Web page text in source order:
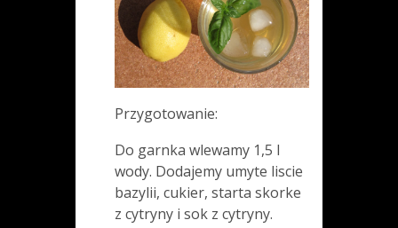
Przygotowanie:
Do garnka wlewamy 1,5 l
wody. Dodajemy umyte liscie
bazylii, cukier, starta skorke
z cytryny i sok z cytryny.